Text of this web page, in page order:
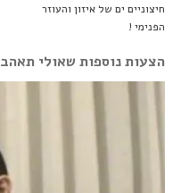
חיצוניים ים של איזון והעוזר
הפנימי !
הצעות נוספות שאולי תאהב